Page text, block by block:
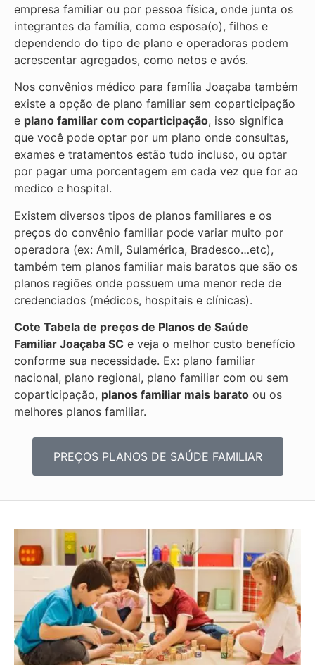
empresa familiar ou por pessoa física, onde junta os
integrantes da família, como esposa(o), filhos e
dependendo do tipo de plano e operadoras podem
acrescentar agregados, como netos e avós.
Nos convênios médico para família Joaçaba também
existe a opção de plano familiar sem coparticipação
e plano familiar com coparticipação, isso significa
que você pode optar por um plano onde consultas,
exames e tratamentos estão tudo incluso, ou optar
por pagar uma porcentagem em cada vez que for ao
medico e hospital.
Existem diversos tipos de planos familiares e os
preços do convênio familiar pode variar muito por
operadora (ex: Amil, Sulamérica, Bradesco…etc),
também tem planos familiar mais baratos que são os
planos regiões onde possuem uma menor rede de
credenciados (médicos, hospitais e clínicas).
Cote Tabela de preços de Planos de Saúde
Familiar Joaçaba SC e veja o melhor custo benefício
conforme sua necessidade. Ex: plano familiar
nacional, plano regional, plano familiar com ou sem
coparticipação, planos familiar mais barato ou os
melhores planos familiar.
PREÇOS PLANOS DE SAÚDE FAMILIAR